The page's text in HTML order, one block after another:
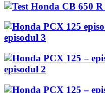
episodul 3
episodul 2